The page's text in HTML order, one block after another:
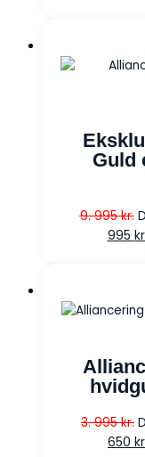
Guld
9. 995kr.
995
3. 995kr.
650